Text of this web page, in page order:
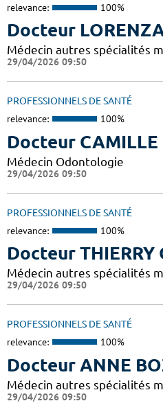
relevance: 100%
Docteur
Médecin autres spécialités
29/04/2026 09:50
PROFESSIONNELS DE SANTÉ
relevance: 100%
Docteur CAMILLE
Médecin Odontologie
29/04/2026 09:50
PROFESSIONNELS DE SANTÉ
relevance: 100%
Docteur THIERRY
Médecin autres spécialités
29/04/2026 09:50
PROFESSIONNELS DE SANTÉ
relevance: 100%
Docteur ANNE
Médecin autres spécialités
29/04/2026 09:50